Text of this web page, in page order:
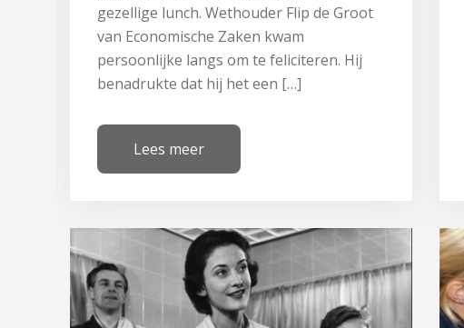
gezellige lunch. Wethouder Flip de Groot
van Economische Zaken kwam
persoonlijke langs om te feliciteren. Hij
benadrukte dat hij het een […]
Lees meer